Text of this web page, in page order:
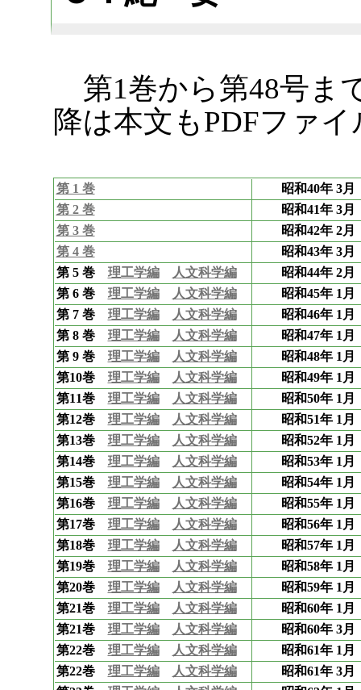
第1巻から第48号ま
降は本文もPDFファ
第 1 巻
昭和40年 3月
第 2 巻
昭和41年 3月
第 3 巻
昭和42年 2月
第 4 巻
昭和43年 3月
第 5 巻 理工学編 人文科学編
昭和44年 2月
第 6 巻 理工学編 人文科学編
昭和45年 1月
第 7 巻 理工学編 人文科学編
昭和46年 1月
第 8 巻 理工学編 人文科学編
昭和47年 1月
第 9 巻 理工学編 人文科学編
昭和48年 1月
第10巻 理工学編 人文科学編
昭和49年 1月
第11巻 理工学編 人文科学編
昭和50年 1月
第12巻 理工学編 人文科学編
昭和51年 1月
第13巻 理工学編 人文科学編
昭和52年 1月
第14巻 理工学編 人文科学編
昭和53年 1月
第15巻 理工学編 人文科学編
昭和54年 1月
第16巻 理工学編 人文科学編
昭和55年 1月
第17巻 理工学編 人文科学編
昭和56年 1月
第18巻 理工学編 人文科学編
昭和57年 1月
第19巻 理工学編 人文科学編
昭和58年 1月
第20巻 理工学編 人文科学編
昭和59年 1月
第21巻 理工学編 人文科学編
昭和60年 1月
第21巻 理工学編 人文科学編
昭和60年 3月
第22巻 理工学編 人文科学編
昭和61年 1月
第22巻 理工学編 人文科学編
昭和61年 3月